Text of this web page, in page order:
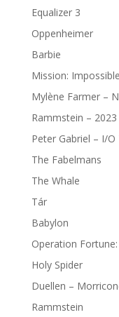
Equalizer 3
Oppenheimer
Barbie
Mission:
Mylène Farmer –
Rammstein – 2023
Peter Gabriel – I/O
The Fabelmans
The Whale
Tár
Babylon
Operation
Holy Spider
Duellen –
Rammstein